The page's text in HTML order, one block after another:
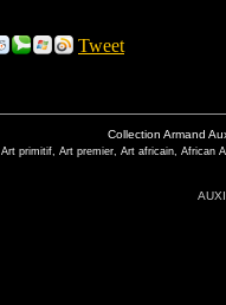
Tweet
Collection Armand
Art primitif, Art premier, Art africain, African